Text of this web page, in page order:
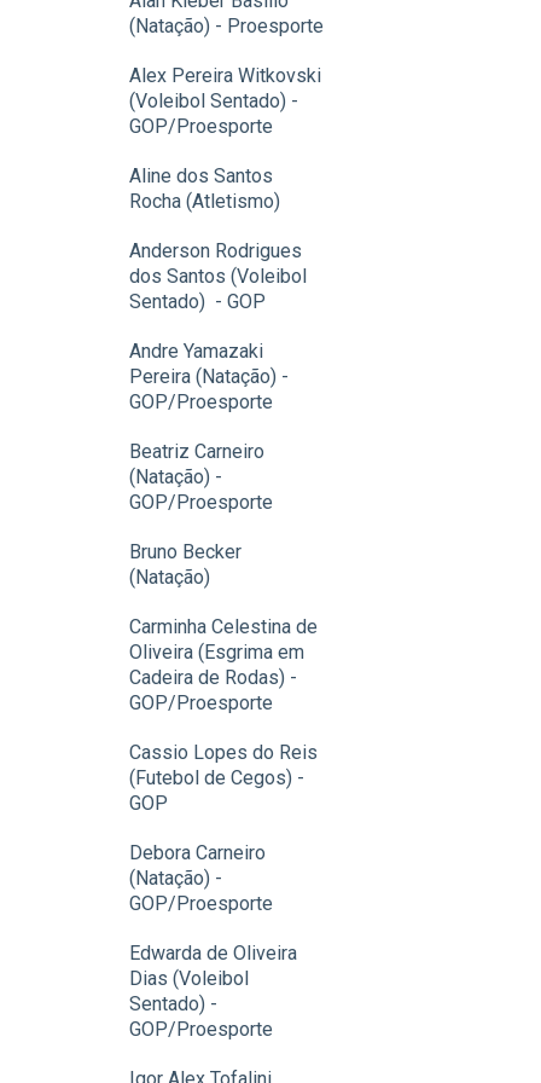
(Natação) - Proesporte
Alex Pereira Witkovski
(Voleibol Sentado) -
GOP/Proesporte
Aline dos Santos
Rocha (Atletismo)
Anderson Rodrigues
dos Santos (Voleibol
Sentado) - GOP
Andre Yamazaki
Pereira (Natação) -
GOP/Proesporte
Beatriz Carneiro
(Natação) -
GOP/Proesporte
Bruno Becker
(Natação)
Carminha Celestina de
Oliveira (Esgrima em
Cadeira de Rodas) -
GOP/Proesporte
Cassio Lopes do Reis
(Futebol de Cegos) -
GOP
Debora Carneiro
(Natação) -
GOP/Proesporte
Edwarda de Oliveira
Dias (Voleibol
Sentado) -
GOP/Proesporte